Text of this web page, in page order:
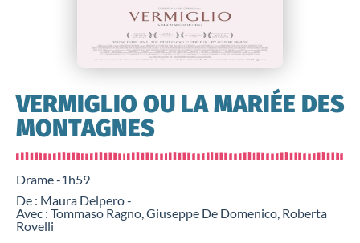
VERMIGLIO OU LA MARIÉE DES
MONTAGNES
Drame -1h59
De : Maura Delpero -
Avec : Tommaso Ragno, Giuseppe De Domenico, Roberta
Rovelli